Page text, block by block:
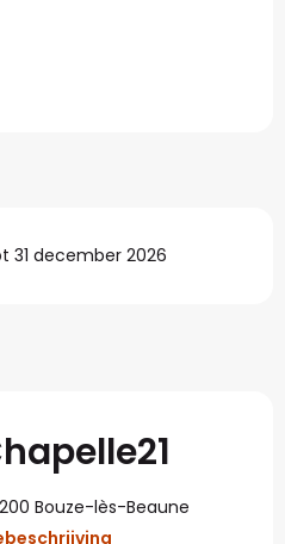
31 december 2026
Bouze-lès-Beaune